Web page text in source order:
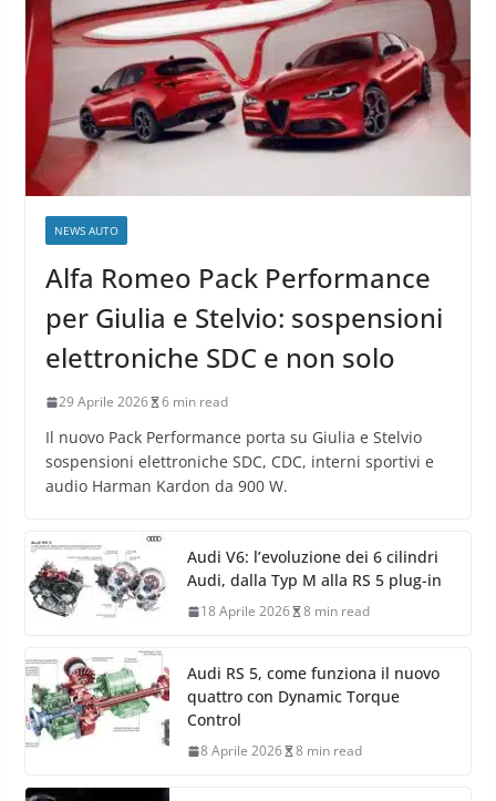
NEWS AUTO
Alfa Romeo Pack Performance
per Giulia e Stelvio: sospensioni
elettroniche SDC e non solo
29 Aprile 2026 6 min read
Il nuovo Pack Performance porta su Giulia e Stelvio
sospensioni elettroniche SDC, CDC, interni sportivi e
audio Harman Kardon da 900 W.
Audi V6: l’evoluzione dei 6 cilindri
Audi, dalla Typ M alla RS 5 plug-in
18 Aprile 2026 8 min read
Audi RS 5, come funziona il nuovo
quattro con Dynamic Torque
Control
8 Aprile 2026 8 min read